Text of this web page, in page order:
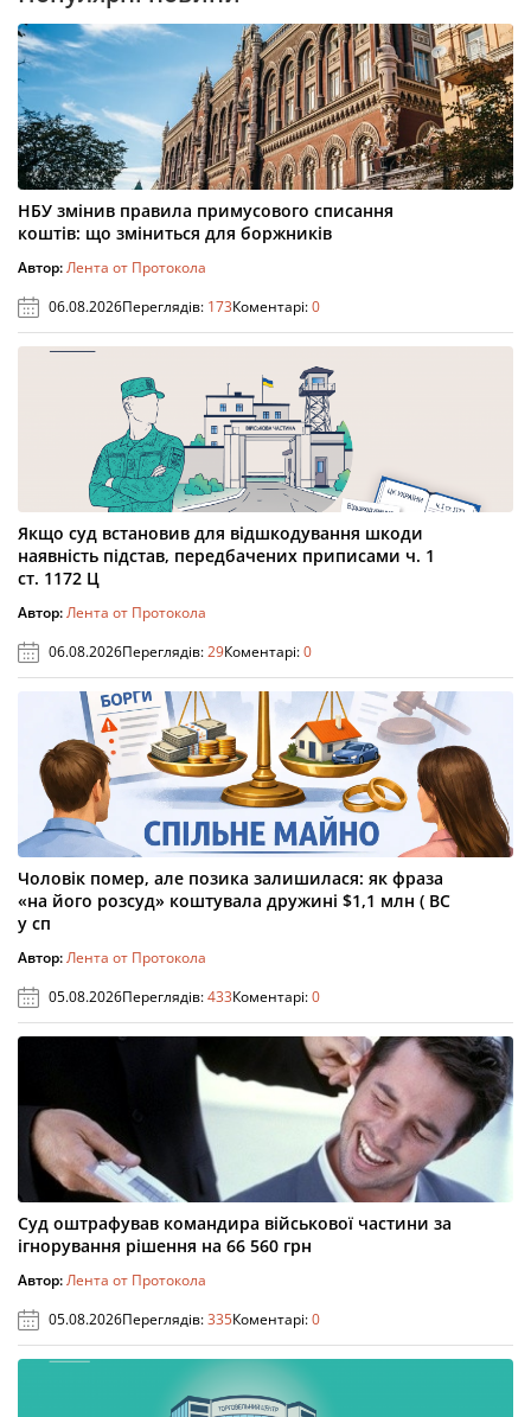
НБУ змінив правила примусового списання
коштів: що зміниться для боржників
Автор:Лента от Протокола
06.08.2026Переглядів: 173Коментарі:0
Якщо суд встановив для відшкодування шкоди
наявність підстав, передбачених приписами ч. 1
ст. 1172 Ц
Автор:Лента от Протокола
06.08.2026Переглядів:29Коментарі:0
Чоловік помер, але позика залишилася: як фраза
«на його розсуд» коштувала дружині $1,1 млн ( ВС
у сп
Автор:Лента от Протокола
05.08.2026Переглядів:433Коментарі:0
Суд оштрафував командира військової частини за
ігнорування рішення на 66 560 грн
Автор:Лента от Протокола
05.08.2026Переглядів:335Коментарі:0